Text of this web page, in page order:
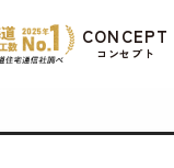
CONCEPT
コンセプト
様の活動を追